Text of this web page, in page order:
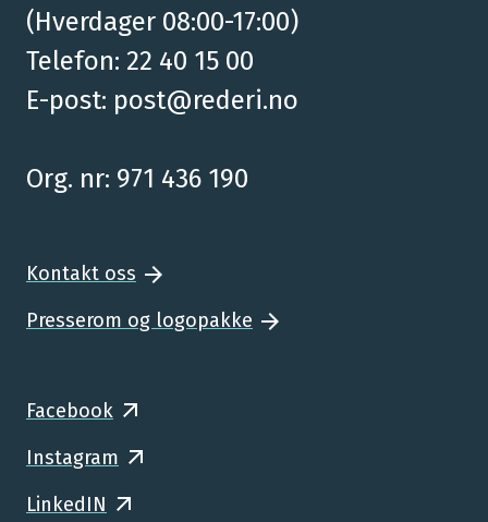
(Hverdager 08:00-17:00)
Telefon: 22 40 15 00
E-post: post@rederi.no
Org. nr: 971 436 190
Kontakt oss
Presserom og logopakke
Facebook
Instagram
LinkedIN